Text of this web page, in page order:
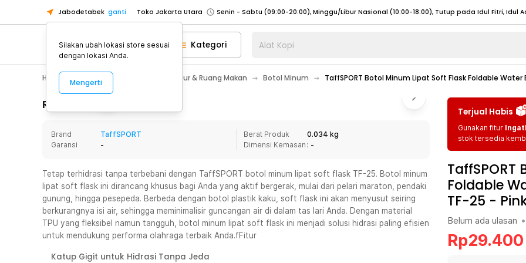
Jabodetabek ganti Toko Jakarta Utara
Toko Tangerang
Toko Cikupa
Pick n Go Jakarta Barat
Senin - Jumat (07:00 - 20:00), Sabtu - Minggu (08:00 - 20:00), Tutup pada Idul Fitri
Pick n Go Bekasi
Senin - Jumat (08:00 - 20:00), Sabtu - Minggu/ Libur Nasional (08:00 - 17:00) Selengkapnya
Senin - Jumat (08:00 - 20:00), Sabtu - Minggu/ Libur Nasional (08:00 - 17:00) Selengkapnya
Senin - Sabtu (09:00-20:00), Minggu/Libur Nasional (12:00-20:00), Tutup pada Idul Fitri
Toko Jakarta Barat
Senin - Sabtu (09:00-20:00), Minggu/Libur Nasional (12:00-20:00), Tutup pada Idul Fitri
Toko Tangerang
Toko Cikupa
Pick n Go Jakarta Barat
Senin - Jumat (07:00 - 20:00), Sabtu - Minggu (08:00 - 20:00), Tutup pada Idul Fitri
Pick n Go Bekasi
Senin - Jumat (08:00 - 20:00), Sabtu - Minggu/ Libur Nasional (08:00 - 17:00) Selengkapnya
Pick n Go Depok
Senin - Jumat (08:00 - 20:00), Sabtu - Minggu/ Libur Nasional (08:00 - 17:00) Selengkapnya
Kategori Alat Kopi
Home Appliance Perlengkapan Dapur & Ruang Makan Botol Minum TaffSPORT Botol Minum Lipat Soft Flask Foldable
Rincian Produk
Brand
TaffSPORT
Garansi
-
Berat Produk
0.034 kg
Dimensi Kemasan : -
Tetap terhidrasi tanpa terbebani dengan TaffSPORT botol minum lipat soft flask TF-25. Botol minum
lipat soft flask ini dirancang khusus bagi Anda yang aktif bergerak, mulai dari pelari maraton, pendaki
gunung, hingga pesepeda. Berbeda dengan botol plastik kaku, soft flask ini akan menyusut seiring
berkurangnya isi air, sehingga meminimalisir guncangan air di dalam tas lari Anda. Dengan material
TPU yang fleksibel namun tangguh, botol minum lipat soft flask ini menjadi solusi hidrasi paling efisien
untuk mendukung performa olahraga terbaik Anda.fFitur
Katup Gigit untuk Hidrasi Tanpa Jeda
Terjual Habis
Gunakan fitur
stok tersedia
Foldable
TF-25 -
Belum ada ulasan •
Rp29.400
Silakan ubah lokasi store sesuai
dengan lokasi Anda.
Mengerti